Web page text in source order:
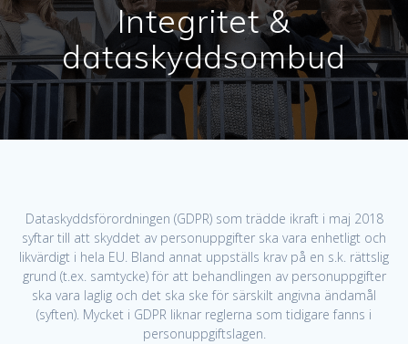
Integritet &
dataskyddsombud
Dataskyddsförordningen (GDPR) som trädde ikraft i maj 2018
syftar till att skyddet av personuppgifter ska vara enhetligt och
likvärdigt i hela EU. Bland annat uppställs krav på en s.k. rättslig
grund (t.ex. samtycke) för att behandlingen av personuppgifter
ska vara laglig och det ska ske för särskilt angivna ändamål
(syften). Mycket i GDPR liknar reglerna som tidigare fanns i
personuppgiftslagen.